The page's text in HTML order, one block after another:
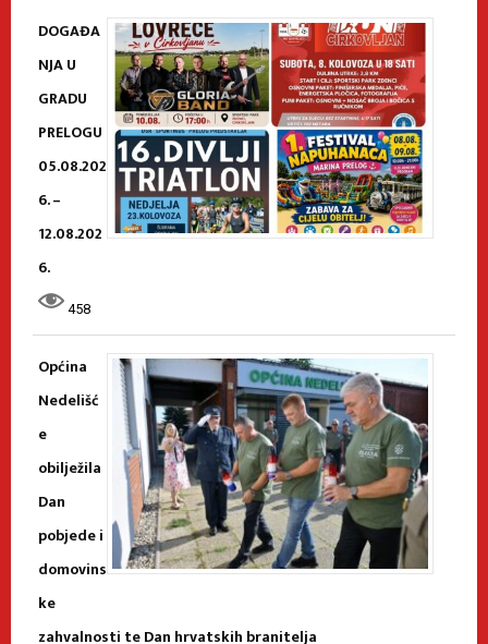
DOGAĐA
NJA U
GRADU
PRELOGU
05.08.202
6. –
12.08.202
6.
458
Općina
Nedelišć
e
obilježila
Dan
pobjede i
domovins
ke
zahvalnosti te Dan hrvatskih branitelja